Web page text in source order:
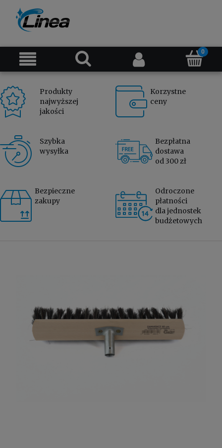
Produkty
najwyższej
jakości
Korzystne
ceny
Szybka
wysyłka
Bezpłatna
dostawa
od 300 zł
Bezpieczne
zakupy
Odroczone
płatności
dla jednostek
budżetowych